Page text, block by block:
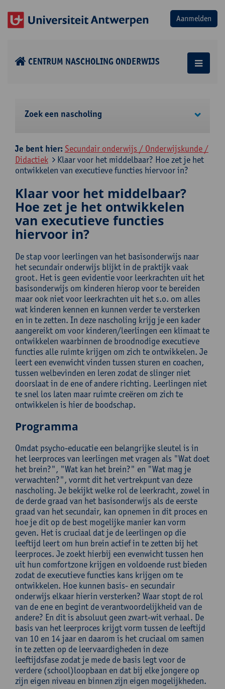
CENTRUM NASCHOLING ONDERWIJS
Zoek een nascholing
Je bent hier: Secundair onderwijs / Onderwijskunde /
Didactiek
Klaar voor het middelbaar? Hoe zet je het
ontwikkelen van executieve functies hiervoor in?
Klaar voor het middelbaar?
Hoe zet je het ontwikkelen
van executieve functies
hiervoor in?
De stap voor leerlingen van het basisonderwijs naar
het secundair onderwijs blijkt in de praktijk vaak
groot. Het is geen evidentie voor leerkrachten uit het
basisonderwijs om kinderen hierop voor te bereiden
maar ook niet voor leerkrachten uit het s.o. om alles
wat kinderen kennen en kunnen verder te versterken
en in te zetten. In deze nascholing krijg je een kader
aangereikt om voor kinderen/leerlingen een klimaat te
ontwikkelen waarbinnen de broodnodige executieve
functies alle ruimte krijgen om zich te ontwikkelen. Je
leert een evenwicht vinden tussen sturen en coachen,
tussen welbevinden en leren zodat de slinger niet
doorslaat in de ene of andere richting. Leerlingen niet
te snel los laten maar ruimte creëren om zich te
ontwikkelen is hier de boodschap.
Programma
Omdat psycho-educatie een belangrijke sleutel is in
het leerproces van leerlingen met vragen als "Wat doet
het brein?", "Wat kan het brein?" en "Wat mag je
verwachten?", vormt dit het vertrekpunt van deze
nascholing. Je bekijkt welke rol de leerkracht, zowel in
de derde graad van het basisonderwijs als de eerste
graad van het secundair, kan opnemen in dit proces en
hoe je dit op de best mogelijke manier kan vorm
geven. Het is cruciaal dat je de leerlingen op die
leeftijd leert om hun brein actief in te zetten bij het
leerproces. Je zoekt hierbij een evenwicht tussen hen
uit hun comfortzone krijgen en voldoende rust bieden
zodat de executieve functies kans krijgen om te
ontwikkelen. Hoe kunnen basis- en secundair
onderwijs elkaar hierin versterken? Waar stopt de rol
van de ene en begint de verantwoordelijkheid van de
andere? En dit is absoluut geen zwart-wit verhaal. De
basis van het leerproces krijgt vorm tussen de leeftijd
van 10 en 14 jaar en daarom is het cruciaal om samen
in te zetten op de leervaardigheden in deze
leeftijdsfase zodat je mede de basis legt voor de
verdere (school)loopbaan en dat bij elke jongere op
zijn eigen niveau en binnen zijn eigen mogelijkheden.